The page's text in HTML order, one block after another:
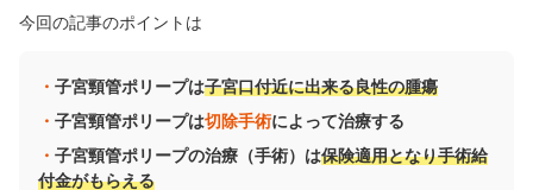
今回の記事のポイントは
子宮頸管ポリープは子宮口付近に出来る良性の腫瘍
子宮頸管ポリープは切除手術によって治療する
子宮頸管ポリープの治療（手術）は保険適用となり手術給
付金がもらえる